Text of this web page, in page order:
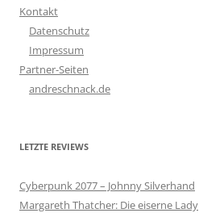
Kontakt
Datenschutz
Impressum
Partner-Seiten
andreschnack.de
LETZTE REVIEWS
Cyberpunk 2077 – Johnny Silverhand
Margareth Thatcher: Die eiserne Lady